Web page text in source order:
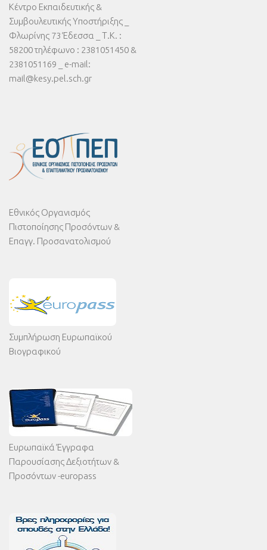
Κέντρο Εκπαιδευτικής &
Συμβουλευτικής Υποστήριξης _
Φλωρίνης 73 Έδεσσα _ Τ.Κ. :
58200 τηλέφωνο : 2381051450 &
2381051169 _ e-mail:
mail@kesy.pel.sch.gr
Εθνικός Οργανισμός
Πιστοποίησης Προσόντων &
Επαγγ. Προσανατολισμού
Συμπλήρωση Ευρωπαϊκού
Βιογραφικού
Ευρωπαϊκά Έγγραφα
Παρουσίασης Δεξιοτήτων &
Προσόντων -europass